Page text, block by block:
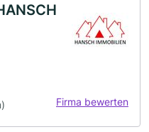
Firma bewerten